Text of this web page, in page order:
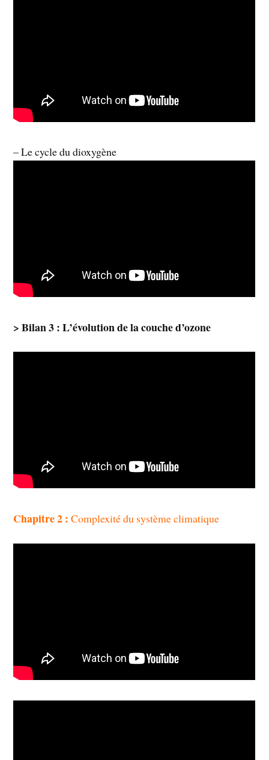
– Le cycle du dioxygène
> Bilan 3 : L’évolution de la couche d’ozone
Chapitre 2 : Complexité du système climatique